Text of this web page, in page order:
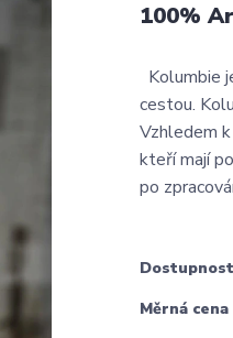
100%
Kolumbie
cestou.
Vzhledem
kteří mají
po
Dostupnost
Měrná cena